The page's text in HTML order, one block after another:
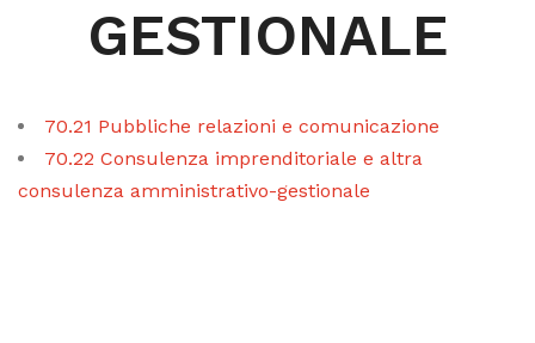
GESTIONALE
70.21 Pubbliche relazioni e comunicazione
70.22 Consulenza imprenditoriale e altra
consulenza amministrativo-gestionale